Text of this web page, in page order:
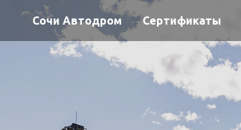
Сочи Автодром Сертификаты